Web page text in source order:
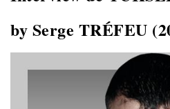
by Serge TRÉFEU